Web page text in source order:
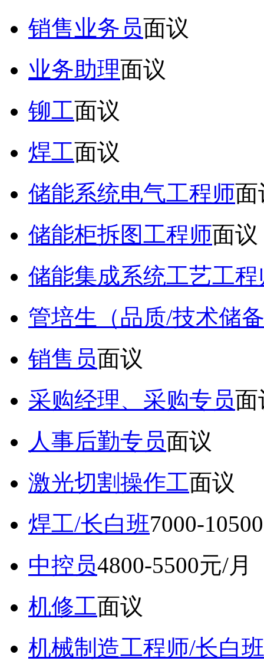
销售业务员面议
业务助理面议
铆工面议
焊工面议
储能系统电气工程师面
储能柜拆图工程师面议
储能集成系统工艺工程
管培生（品质/技术储
销售员面议
采购经理、采购专员面
人事后勤专员面议
激光切割操作工面议
焊工/长白班7000-
中控员4800-5500元/月
机修工面议
机械制造工程师/长白班